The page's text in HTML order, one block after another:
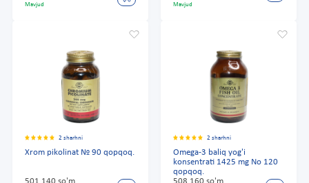
Mavjud Mavjud
2 sharhni
Xrom pikolinat № 90 qopqoq.
501 140 so'm
2 sharhni
Omega-3 baliq yog'i
konsentrati 1425 mg No 120
qopqoq.
508 160 so'm